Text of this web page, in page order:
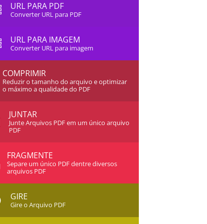
URL PARA PDF
Converter URL para PDF
URL PARA IMAGEM
Converter URL para imagem
COMPRIMIR
Reduzir o tamanho do arquivo e optimizar
o máximo a qualidade do PDF
JUNTAR
Junte Arquivos PDF em um único arquivo
PDF
FRAGMENTE
Separe um único PDF dentre diversos
arquivos PDF
GIRE
Gire o Arquivo PDF